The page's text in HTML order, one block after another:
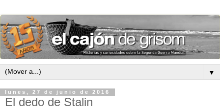
▼
lunes, 27 de junio de 2016
El dedo de Stalin